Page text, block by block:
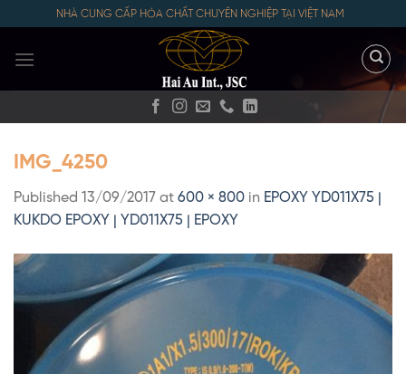
content
NHÀ CUNG CẤP HÓA CHẤT CHUYÊN NGHIỆP TẠI VIỆT NAM
IMG_4250
Published 13/09/2017 at 600 × 800 in EPOXY YD011X75 |
KUKDO EPOXY | YD011X75 | EPOXY